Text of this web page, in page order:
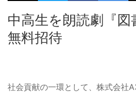
中高生を朗読劇『図
無料招待
社会貢献の一環として、株式会社